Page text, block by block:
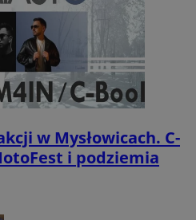
w Mysłowicach. C-
i podziemia